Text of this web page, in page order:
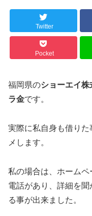
Twitter
Pocket
福岡県のショーエイ
ラ金です。
実際に私自身も借り
メします。
私の場合は、ホーム
電話があり、詳細を
る事が出来ました。